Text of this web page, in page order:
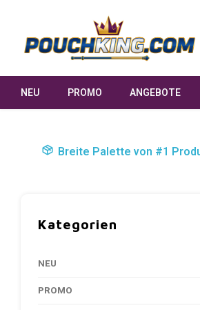
NEU PROMO ANGEBOTE
Breite Palette von #1
Kategorien
NEU
PROMO